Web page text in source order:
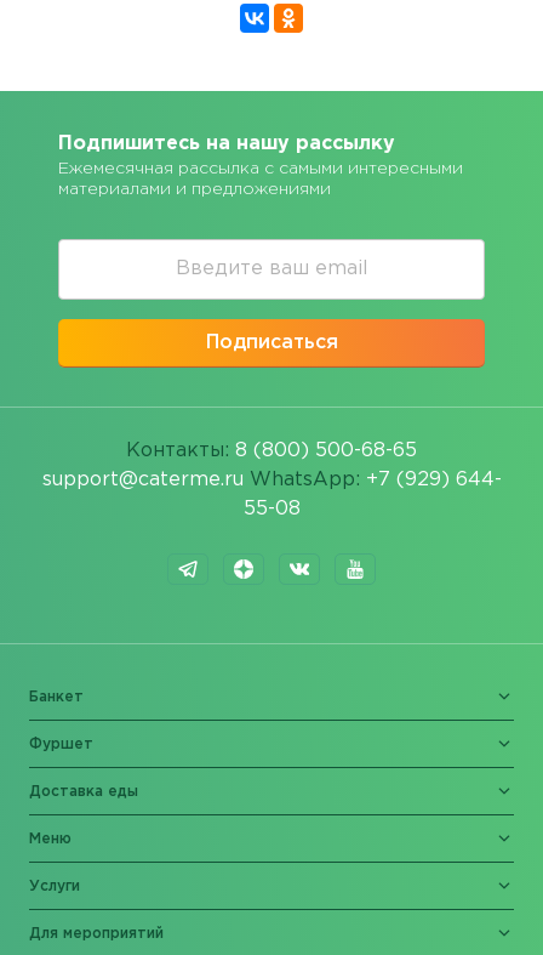
Подпишитесь на нашу рассылку
Ежемесячная рассылка с самыми интересными
материалами и предложениями
Подписаться
Контакты: 8 (800) 500-68-65
support@caterme.ru WhatsApp: +7 (929) 644-
55-08
Банкет
Фуршет
Доставка еды
Меню
Услуги
Для мероприятий